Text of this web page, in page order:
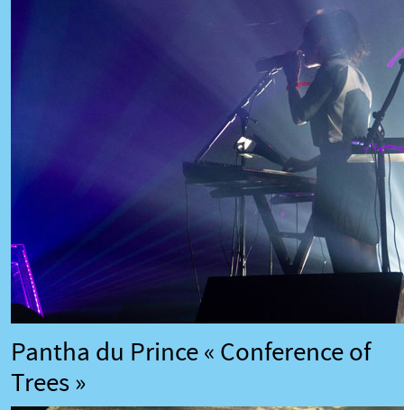
Pantha du Prince « Conference of
Trees »